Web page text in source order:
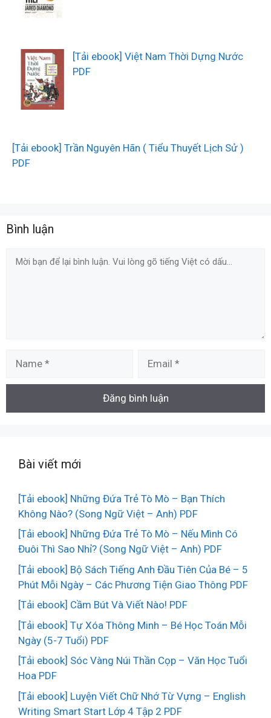
[Tải ebook] Việt Nam Thời Dựng Nước
PDF
[Tải ebook] Trần Nguyên Hãn ( Tiểu Thuyết Lịch Sử )
PDF
Bình luận
Comment
Bài viết mới
[Tải ebook] Những Đứa Trẻ Tò Mò – Bạn Thích
Không Nào? (Song Ngữ Việt – Anh) PDF
[Tải ebook] Những Đứa Trẻ Tò Mò – Nếu Mình Có
Đuôi Thì Sao Nhỉ? (Song Ngữ Việt – Anh) PDF
[Tải ebook] Bộ Sách Tiếng Anh Đầu Tiên Của Bé – 5
Phút Mỗi Ngày – Các Phương Tiện Giao Thông PDF
[Tải ebook] Cầm Bút Và Viết Nào! PDF
[Tải ebook] Tự Xóa Thông Minh – Bé Học Toán Mỗi
Ngày (5-7 Tuổi) PDF
[Tải ebook] Sóc Vàng Núi Thần Cọp – Văn Học Tuổi
Hoa PDF
[Tải ebook] Luyện Viết Chữ Nhớ Từ Vựng – English
Writing Smart Start Lớp 4 Tập 2 PDF